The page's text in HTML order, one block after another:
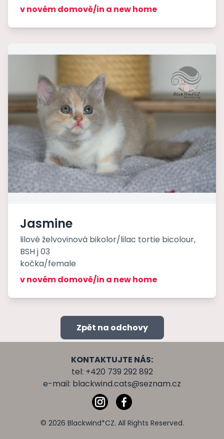
v novém domově/in a new home
Jasmine
lilové želvovinová bikolor/lilac tortie bicolour,
BSH j 03
kočka/female
v novém domově/in a new home
Zpět na odchovy
KONTAKTUJTE NÁS:
tel: +420 739 292 892
e-mail: blackwind.cats@seznam.cz
© 2026 Blackwind*CZ. All Rights Reserved.